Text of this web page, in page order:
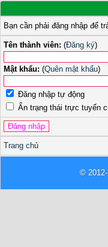
Bạn cần phải đăng nhập để
Tên thành viên: (Đăng ký)
Mật khẩu: (Quên mật khẩu)
Đăng nhập tự động
Ẩn trạng thái trực tuyến
Trang chủ
©